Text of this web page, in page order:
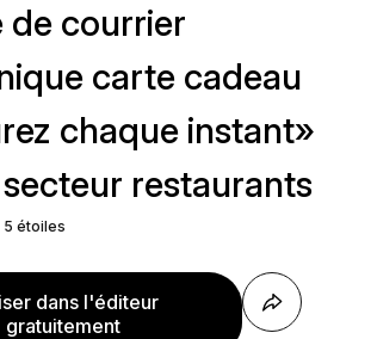
de courrier
carte cadeau
chaque instant»
restaurants
5 étoiles
dans l'éditeur
gratuitement